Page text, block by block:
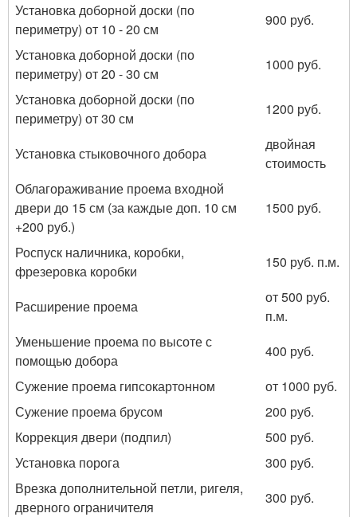
Установка доборной доски (по
периметру) от 10 - 20 см
900 руб.
Установка доборной доски (по
периметру) от 20 - 30 см
1000 руб.
Установка доборной доски (по
периметру) от 30 см
1200 руб.
Установка стыковочного добора
двойная
стоимость
Облагораживание проема входной
двери до 15 см (за каждые доп. 10 см
+200 руб.)
1500 руб.
Роспуск наличника, коробки,
фрезеровка коробки
150 руб. п.м.
Расширение проема
от 500 руб.
п.м.
Уменьшение проема по высоте с
помощью добора
400 руб.
Сужение проема гипсокартонном
от 1000 руб.
Сужение проема брусом
200 руб.
Коррекция двери (подпил)
500 руб.
Установка порога
300 руб.
Врезка дополнительной петли, ригеля,
дверного ограничителя
300 руб.